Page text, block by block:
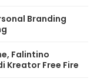
Branding
Falintino
Kreator Free Fire